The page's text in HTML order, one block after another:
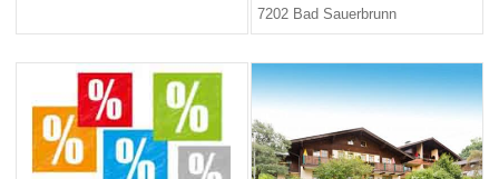
7202 Bad Sauerbrunn